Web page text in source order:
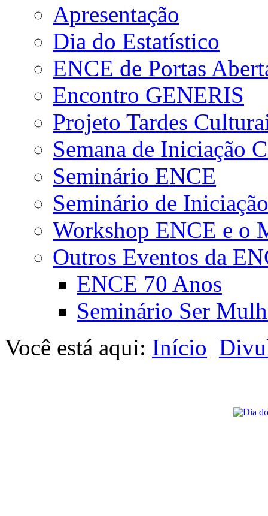
Apresentação
Dia do Estatístico
ENCE de Portas
Encontro GENERIS
Projeto Tardes
Semana de Iniciação
Seminário ENCE
Seminário de
Workshop ENCE e o
Outros Eventos da
ENCE 70 Anos
Seminário Ser
Você está aqui: Início